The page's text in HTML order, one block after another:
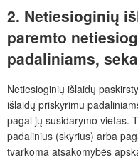
2. Netiesioginių
paremto
padaliniams, seka
Netiesioginių išlaidų
išlaidų priskyrimu
pagal jų susidarymo vietas.
padalinius (skyrius) arba
tvarkoma atsakomybės